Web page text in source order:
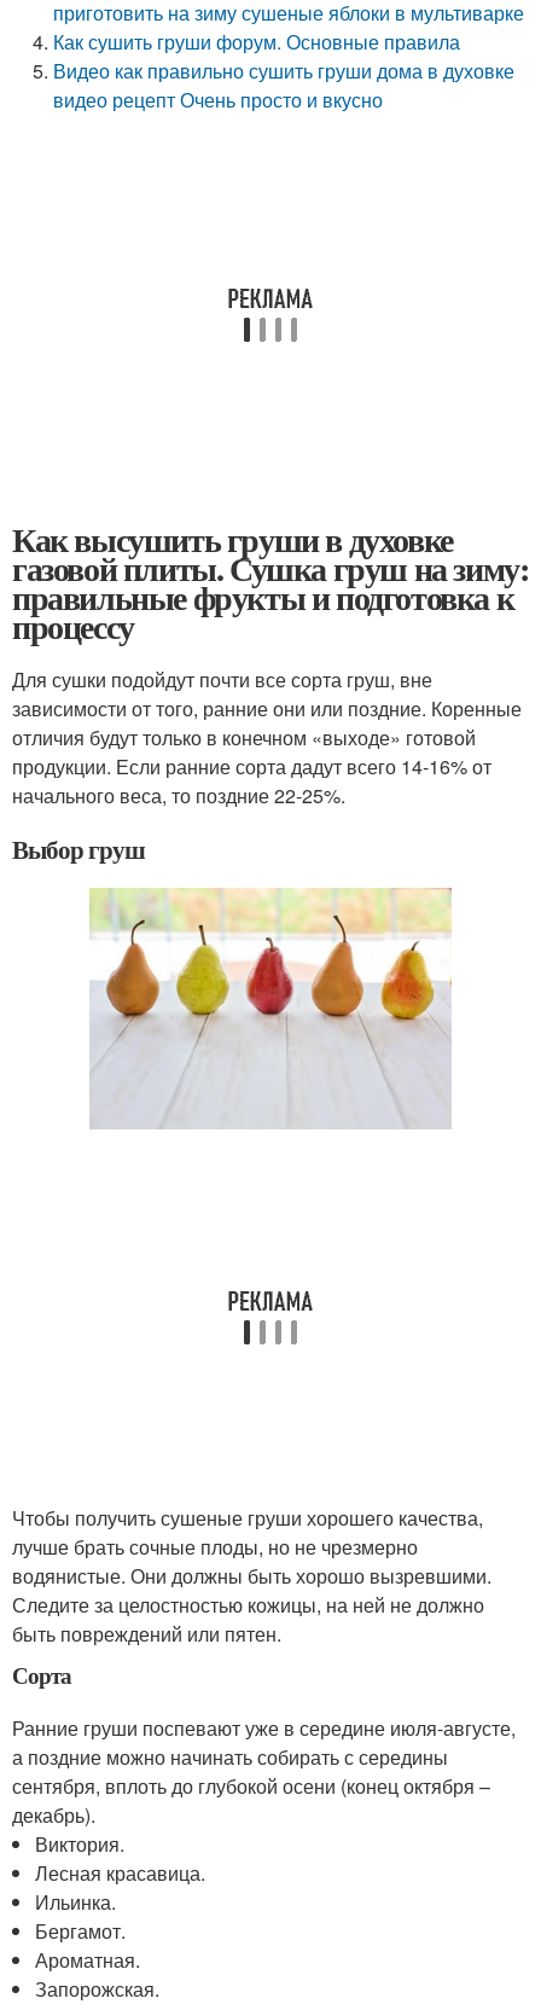
приготовить на зиму сушеные яблоки в мультиварке
Как сушить груши форум. Основные правила
Видео как правильно сушить груши дома в духовке
видео рецепт Очень просто и вкусно
Как высушить груши в духовке
газовой плиты. Сушка груш на зиму:
правильные фрукты и подготовка к
процессу
Для сушки подойдут почти все сорта груш, вне
зависимости от того, ранние они или поздние. Коренные
отличия будут только в конечном «выходе» готовой
продукции. Если ранние сорта дадут всего 14-16% от
начального веса, то поздние 22-25%.
Выбор груш
Чтобы получить сушеные груши хорошего качества,
лучше брать сочные плоды, но не чрезмерно
водянистые. Они должны быть хорошо вызревшими.
Следите за целостностью кожицы, на ней не должно
быть повреждений или пятен.
Сорта
Ранние груши поспевают уже в середине июля-августе,
а поздние можно начинать собирать с середины
сентября, вплоть до глубокой осени (конец октября –
декабрь).
Виктория.
Лесная красавица.
Ильинка.
Бергамот.
Ароматная.
Запорожская.